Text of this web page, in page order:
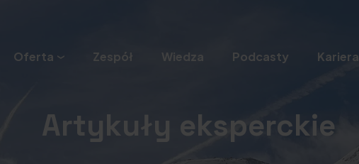
Oferta Zespół Wiedza Podcasty Kariera
Artykuły eksperckie